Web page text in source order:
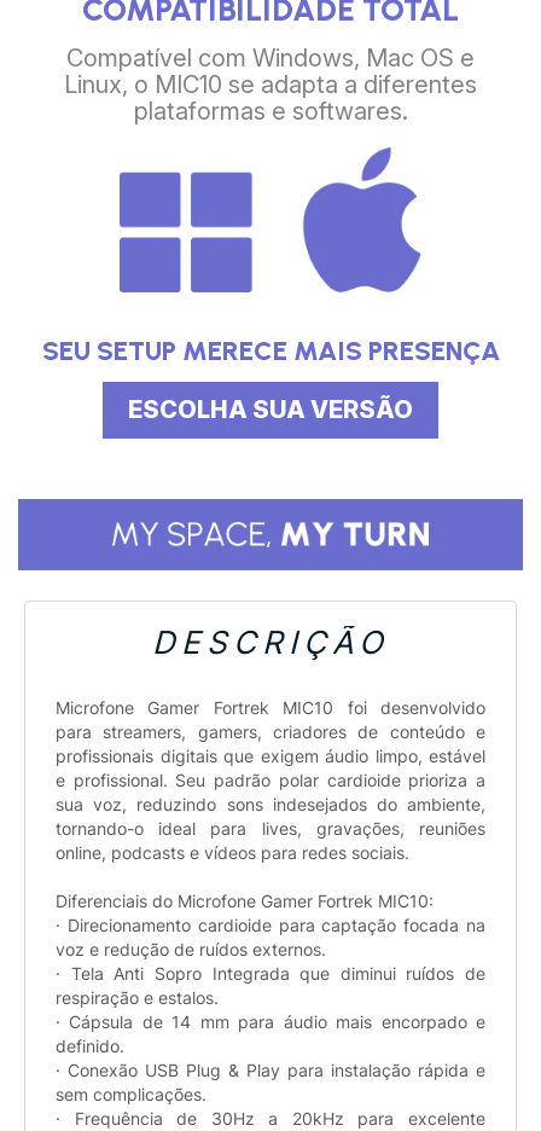
DESCRIÇÃO
Microfone Gamer Fortrek MIC10 foi desenvolvido
para streamers, gamers, criadores de conteúdo e
profissionais digitais que exigem áudio limpo, estável
e profissional. Seu padrão polar cardioide prioriza a
sua voz, reduzindo sons indesejados do ambiente,
tornando-o ideal para lives, gravações, reuniões
online, podcasts e vídeos para redes sociais.
Diferenciais do Microfone Gamer Fortrek MIC10:
· Direcionamento cardioide para captação focada na
voz e redução de ruídos externos.
· Tela Anti Sopro Integrada que diminui ruídos de
respiração e estalos.
· Cápsula de 14 mm para áudio mais encorpado e
definido.
· Conexão USB Plug & Play para instalação rápida e
sem complicações.
· Frequência de 30Hz a 20kHz para excelente